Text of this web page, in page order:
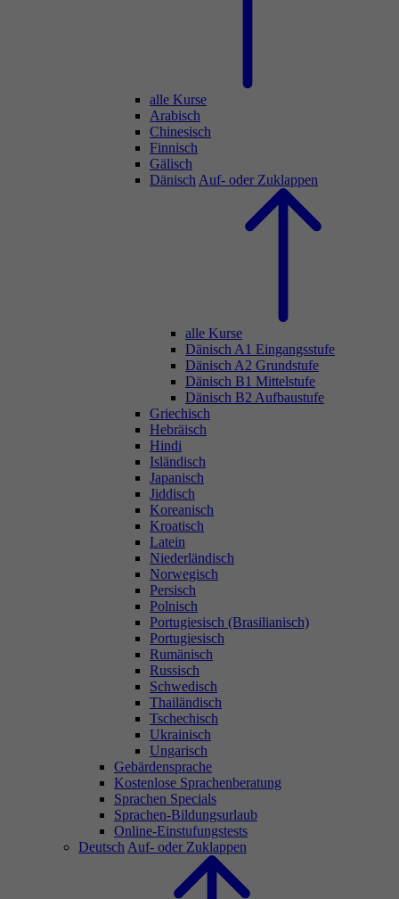
alle Kurse
Arabisch
Chinesisch
Finnisch
Gälisch
Dänisch Auf- oder Zuklappen
alle Kurse
Dänisch A1 Eingangsstufe
Dänisch A2 Grundstufe
Dänisch B1 Mittelstufe
Dänisch B2 Aufbaustufe
Griechisch
Hebräisch
Hindi
Isländisch
Japanisch
Jiddisch
Koreanisch
Kroatisch
Latein
Niederländisch
Norwegisch
Persisch
Polnisch
Portugiesisch (Brasilianisch)
Portugiesisch
Rumänisch
Russisch
Schwedisch
Thailändisch
Tschechisch
Ukrainisch
Ungarisch
Gebärdensprache
Kostenlose Sprachenberatung
Sprachen Specials
Sprachen-Bildungsurlaub
Online-Einstufungstests
Deutsch Auf- oder Zuklappen